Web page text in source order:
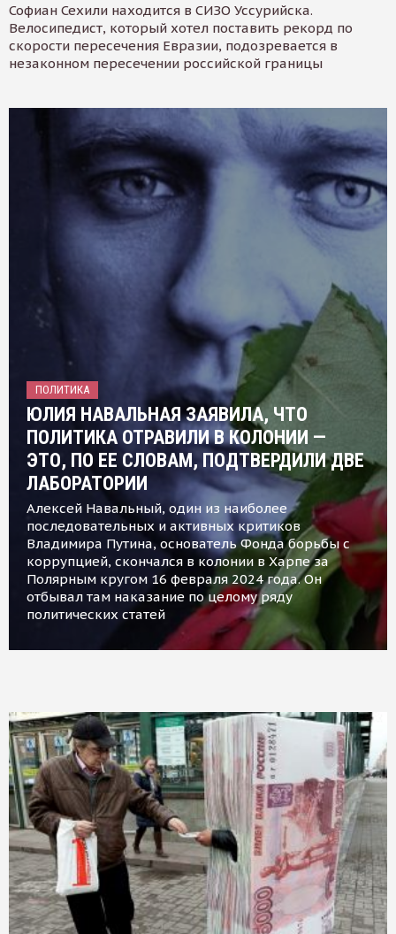
Софиан Сехили находится в СИЗО Уссурийска.
Велосипедист, который хотел поставить рекорд по
скорости пересечения Евразии, подозревается в
незаконном пересечении российской границы
ПОЛИТИКА
ЮЛИЯ НАВАЛЬНАЯ ЗАЯВИЛА, ЧТО
ПОЛИТИКА ОТРАВИЛИ В КОЛОНИИ —
ЭТО, ПО ЕЕ СЛОВАМ, ПОДТВЕРДИЛИ ДВЕ
ЛАБОРАТОРИИ
Алексей Навальный, один из наиболее
последовательных и активных критиков
Владимира Путина, основатель Фонда борьбы с
коррупцией, скончался в колонии в Харпе за
Полярным кругом 16 февраля 2024 года. Он
отбывал там наказание по целому ряду
политических статей